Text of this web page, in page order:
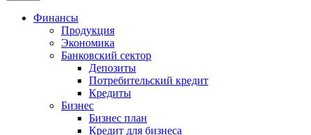
Финансы
Продукция
Экономика
Банковский сектор
Депозиты
Потребительский кредит
Кредиты
Бизнес
Бизнес план
Кредит для бизнеса